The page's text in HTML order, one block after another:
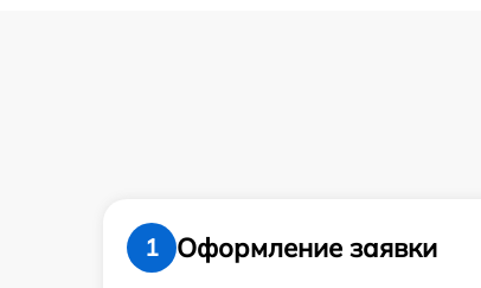
1
Оформление заявки